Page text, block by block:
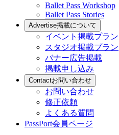
Ballet Pass Workshop
Ballet Pass Stories
Advertise掲載について
イベント掲載プラン
スタジオ掲載プラン
バナー広告掲載
掲載申し込み
Contactお問い合わせ
お問い合わせ
修正依頼
よくある質問
PassPort会員ページ